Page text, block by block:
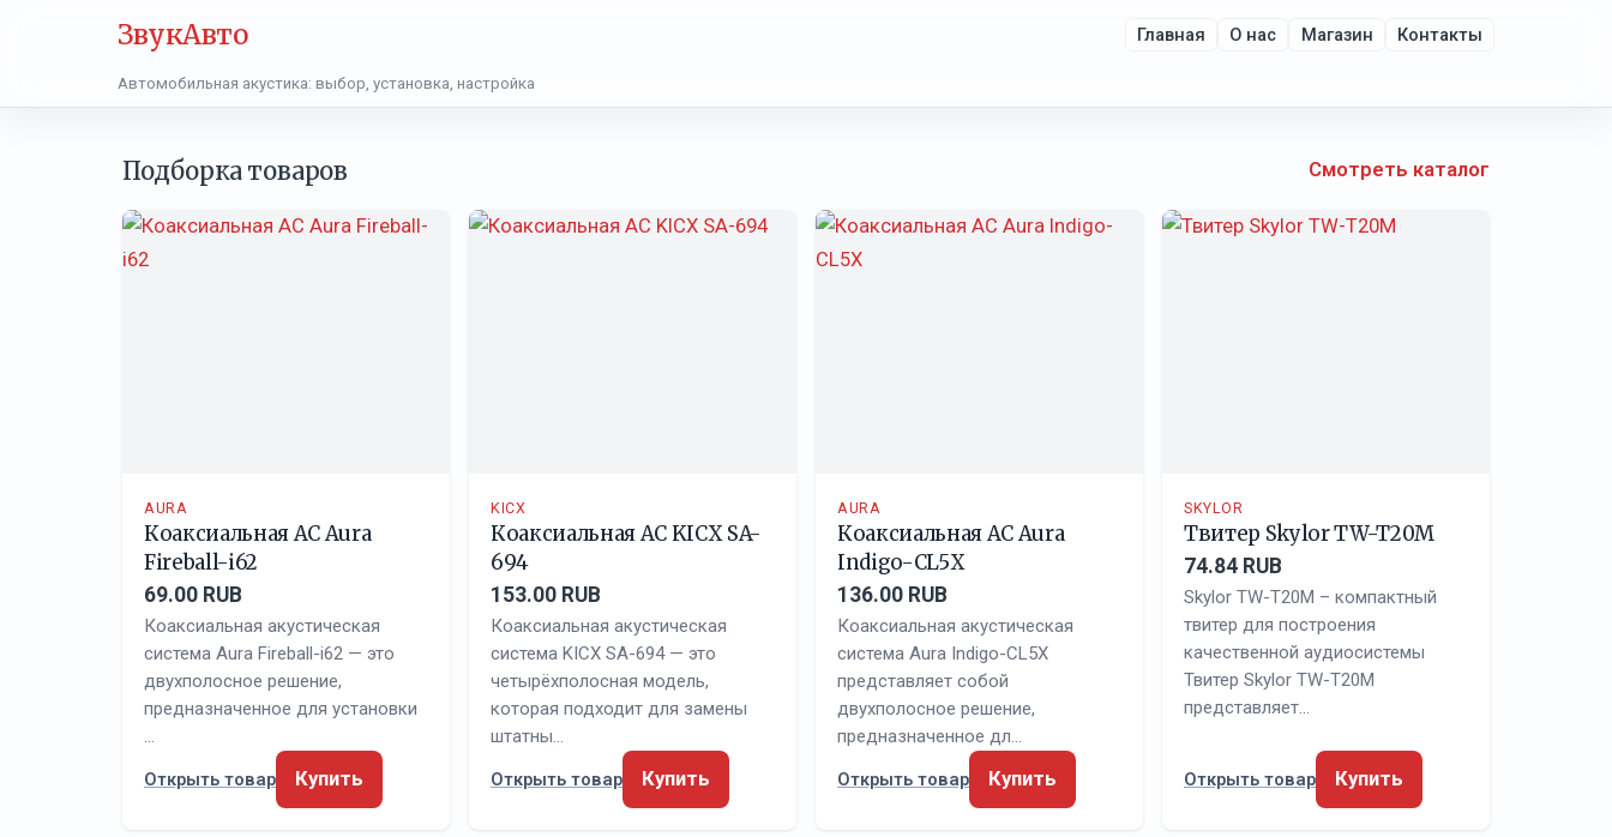
ЗвукАвто Главная О нас Магазин Контакты
Автомобильная акустика: выбор, установка, настройка
Подборка товаров Смотреть каталог
AURA
Коаксиальная АС Aura
Fireball-i62
69.00 RUB
Коаксиальная акустическая
система Aura Fireball-i62 — это
двухполосное решение,
предназначенное для установки
…
Открыть товар
Купить
KICX
Коаксиальная АС KICX SA-
694
153.00 RUB
Коаксиальная акустическая
система KICX SA-694 — это
четырёхполосная модель,
которая подходит для замены
штатны…
Открыть товар
Купить
AURA
Коаксиальная АС Aura
Indigo-CL5X
136.00 RUB
Коаксиальная акустическая
система Aura Indigo-CL5X
представляет собой
двухполосное решение,
предназначенное дл…
Открыть товар
Купить
SKYLOR
Твитер Skylor TW-T20M
74.84 RUB
Skylor TW-T20M – компактный
твитер для построения
качественной аудиосистемы
Твитер Skylor TW-T20M
представляет…
Открыть товар Купить